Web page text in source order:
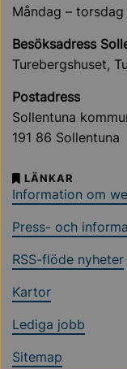
Måndag –
Besöksadress
Turebergshuset,
Postadress
Sollentuna
191 86 Sollentuna
LÄNKAR
Information om
Press- och
RSS-flöde nyheter
Kartor
Lediga jobb
Sitemap